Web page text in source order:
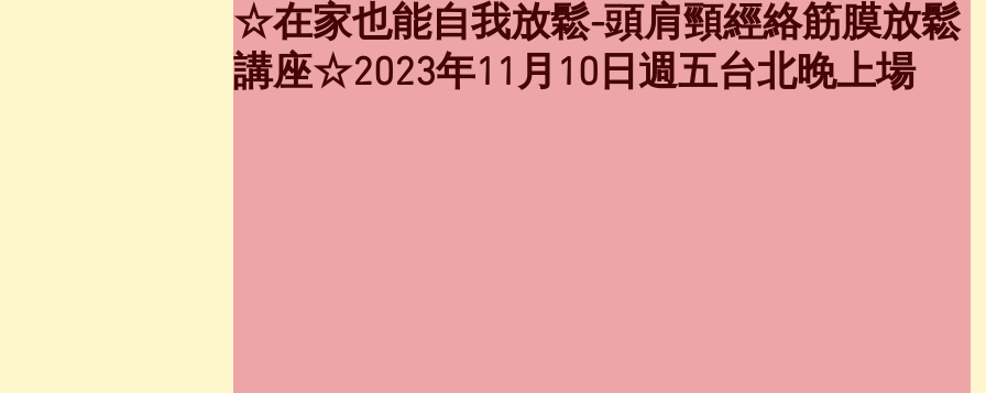
☆在家也能自我放鬆-頭肩頸經絡筋膜放鬆
講座☆2023年11月10日週五台北晚上場